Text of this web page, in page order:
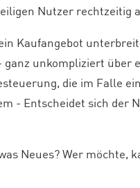
Nutzer rechtzeitig
Kaufangebot
ganz unkompliziert über
die im Falle
- Entscheidet sich der
Neues? Wer möchte,